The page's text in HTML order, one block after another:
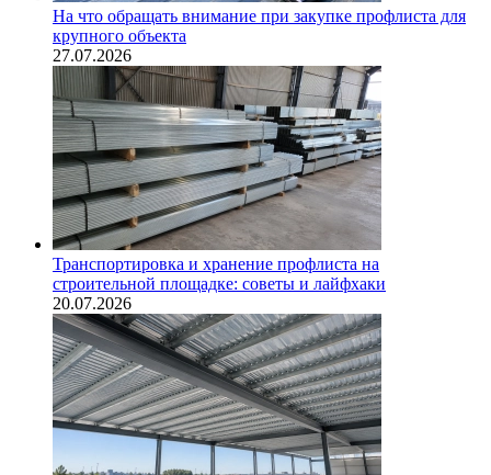
На что обращать внимание при закупке профлиста для
крупного объекта
27.07.2026
Транспортировка и хранение профлиста на
строительной площадке: советы и лайфхаки
20.07.2026